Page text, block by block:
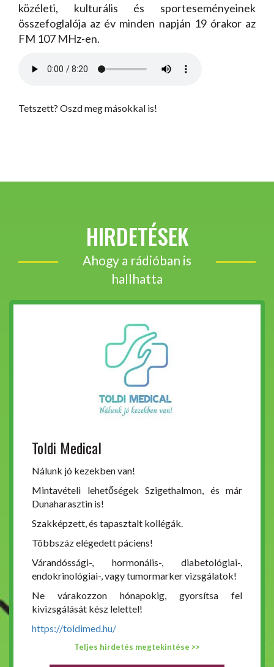
közéleti, kulturális és sporteseményeinek
összefoglalója az év minden napján 19 órakor az
FM 107 MHz-en.
Tetszett? Oszd meg másokkal is!
HIRDETÉSEK
Ahogy a rádióban is
hallhatta
Toldi Medical
Nálunk jó kezekben van!
Mintavételi lehetőségek Szigethalmon, és már
Dunaharasztin is!
Szakképzett, és tapasztalt kollégák.
Többszáz elégedett páciens!
Várandóssági-, hormonális-, diabetológiai-,
endokrinológiai-, vagy tumormarker vizsgálatok!
Ne várakozzon hónapokig, gyorsítsa fel
kivizsgálását kész lelettel!
https://toldimed.hu/
Teljes hirdetés megtekintése >>